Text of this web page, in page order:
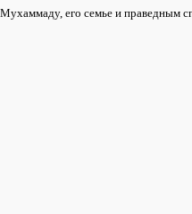
его семье и праведным